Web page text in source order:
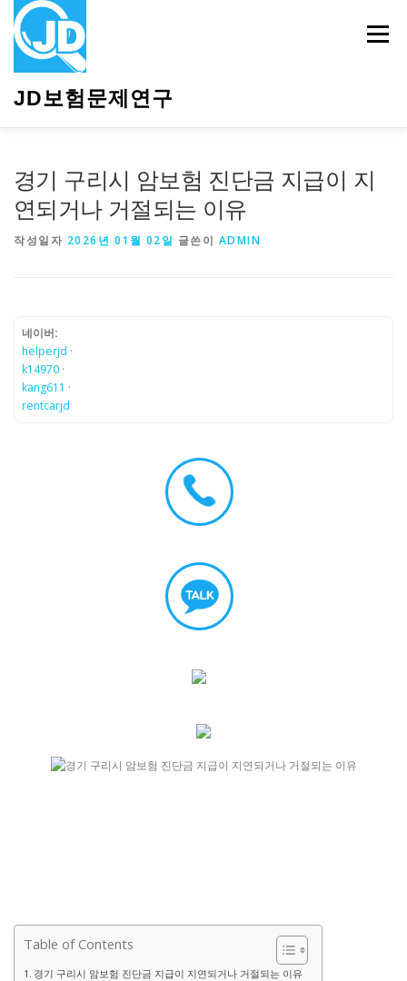
JD보험문제연구
메뉴
경기 구리시 암보험 진단금 지급이 지
연되거나 거절되는 이유
작성일자 2026년 01월 02일 글쓴이 ADMIN
네이버:
helperjd ·
k14970 ·
kang611 ·
rentcarjd
Table of Contents
경기 구리시 암보험 진단금 지급이 지연되거나 거절되는 이유